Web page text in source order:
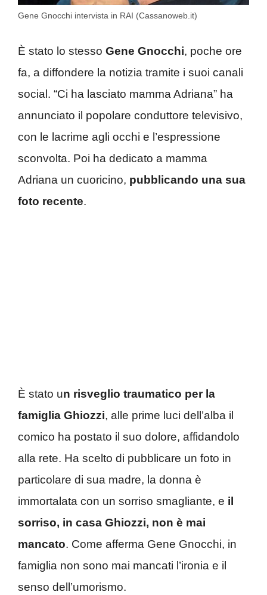
Gene Gnocchi intervista in RAI (Cassanoweb.it)
È stato lo stesso Gene Gnocchi, poche ore
fa, a diffondere la notizia tramite i suoi canali
social. “Ci ha lasciato mamma Adriana” ha
annunciato il popolare conduttore televisivo,
con le lacrime agli occhi e l’espressione
sconvolta. Poi ha dedicato a mamma
Adriana un cuoricino, pubblicando una sua
foto recente.
È stato un risveglio traumatico per la
famiglia Ghiozzi, alle prime luci dell’alba il
comico ha postato il suo dolore, affidandolo
alla rete. Ha scelto di pubblicare un foto in
particolare di sua madre, la donna è
immortalata con un sorriso smagliante, e il
sorriso, in casa Ghiozzi, non è mai
mancato. Come afferma Gene Gnocchi, in
famiglia non sono mai mancati l’ironia e il
senso dell’umorismo.